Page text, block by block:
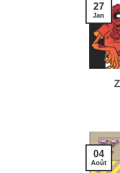
27
Jan
04
Août